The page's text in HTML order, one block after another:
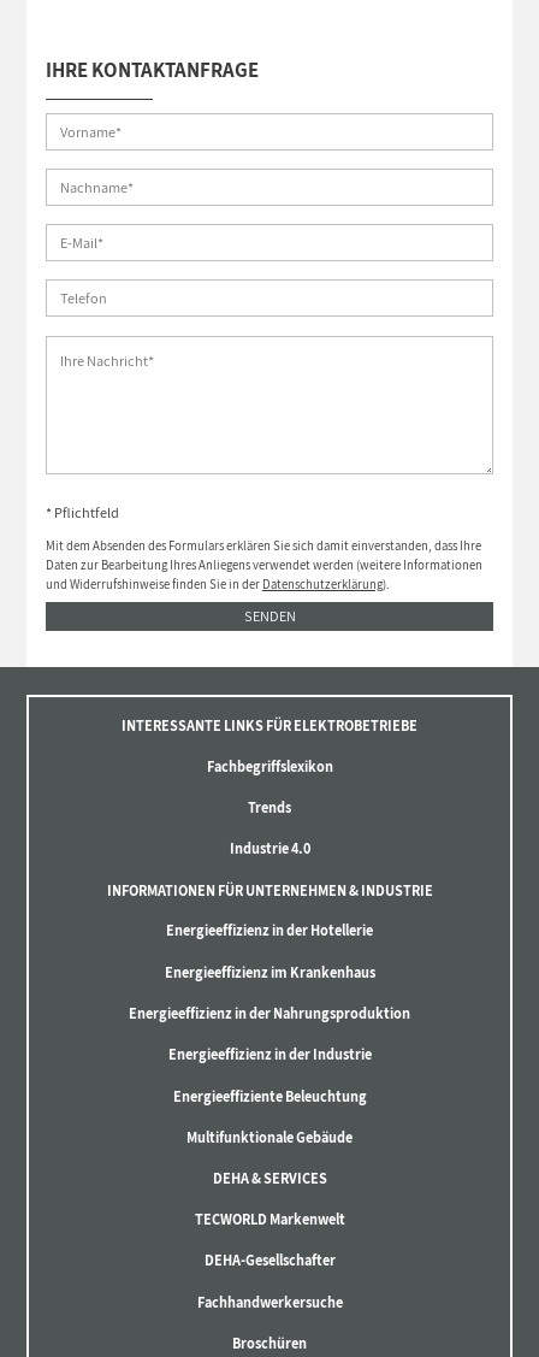
IHRE KONTAKTANFRAGE
* Pflichtfeld
Mit dem Absenden des Formulars erklären Sie sich damit einverstanden, dass Ihre
Daten zur Bearbeitung Ihres Anliegens verwendet werden (weitere Informationen
und Widerrufshinweise finden Sie in der Datenschutzerklärung).
SENDEN
INTERESSANTE LINKS FÜR ELEKTROBETRIEBE
Fachbegriffslexikon
Trends
Industrie 4.0
INFORMATIONEN FÜR UNTERNEHMEN & INDUSTRIE
Energieeffizienz in der Hotellerie
Energieeffizienz im Krankenhaus
Energieeffizienz in der Nahrungsproduktion
Energieeffizienz in der Industrie
Energieeffiziente Beleuchtung
Multifunktionale Gebäude
DEHA & SERVICES
TECWORLD Markenwelt
DEHA-Gesellschafter
Fachhandwerkersuche
Broschüren